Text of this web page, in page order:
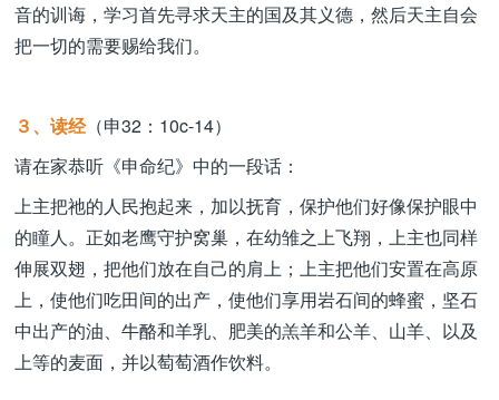
音的训诲，学习首先寻求天主的国及其义德，然后天主自会
把一切的需要赐给我们。
３、读经（申32：10c-14）
请在家恭听《申命纪》中的一段话：
上主把祂的人民抱起来，加以抚育，保护他们好像保护眼中
的瞳人。正如老鹰守护窝巢，在幼雏之上飞翔，上主也同样
伸展双翅，把他们放在自己的肩上；上主把他们安置在高原
上，使他们吃田间的出产，使他们享用岩石间的蜂蜜，坚石
中出产的油、牛酪和羊乳、肥美的羔羊和公羊、山羊、以及
上等的麦面，并以萄萄酒作饮料。